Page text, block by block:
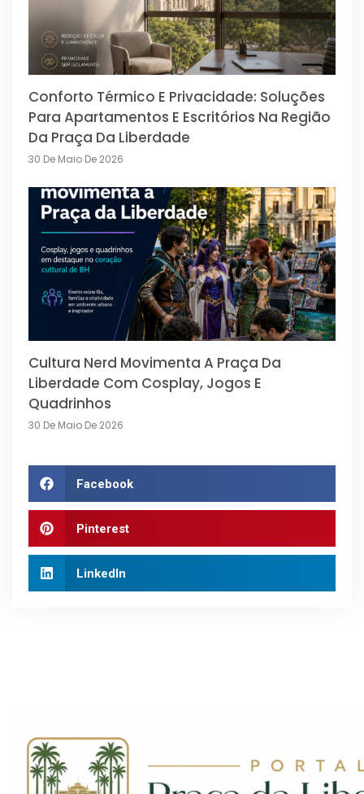
Conforto Térmico E Privacidade: Soluções
Para Apartamentos E Escritórios Na Região
Da Praça Da Liberdade
30 De Maio De 2026
Cultura Nerd Movimenta A Praça Da
Liberdade Com Cosplay, Jogos E
Quadrinhos
30 De Maio De 2026
Facebook
Pinterest
LinkedIn